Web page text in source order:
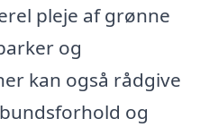
pleje af grønne
og
kan også rådgive
og